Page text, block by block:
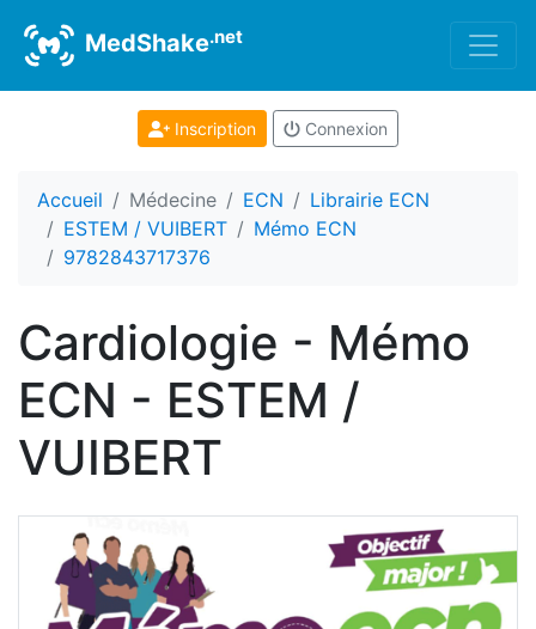
MedShake.net
Inscription Connexion
Accueil Médecine ECN
Librairie ECN
ESTEM / VUIBERT
Mémo ECN
9782843717376
Cardiologie - Mémo
ECN - ESTEM /
VUIBERT